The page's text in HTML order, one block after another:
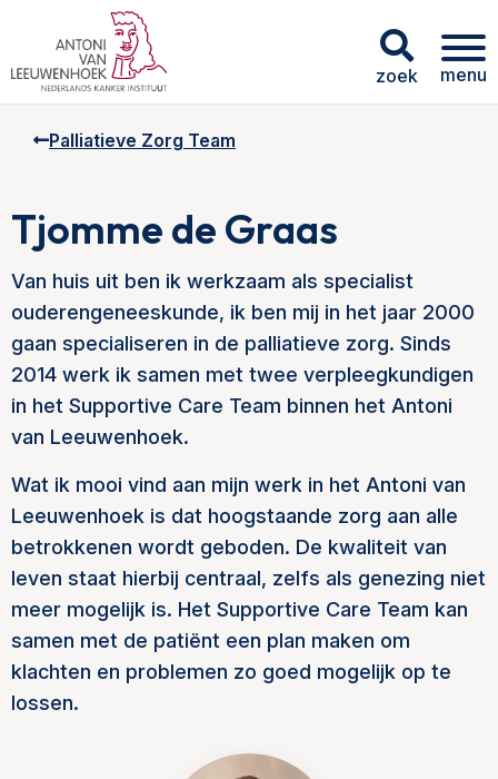
zoek menu
Palliatieve Zorg Team
Tjomme de Graas
Van huis uit ben ik werkzaam als specialist
ouderengeneeskunde, ik ben mij in het jaar 2000
gaan specialiseren in de palliatieve zorg. Sinds
2014 werk ik samen met twee verpleegkundigen
in het Supportive Care Team binnen het Antoni
van Leeuwenhoek.
Wat ik mooi vind aan mijn werk in het Antoni van
Leeuwenhoek is dat hoogstaande zorg aan alle
betrokkenen wordt geboden. De kwaliteit van
leven staat hierbij centraal, zelfs als genezing niet
meer mogelijk is. Het Supportive Care Team kan
samen met de patiënt een plan maken om
klachten en problemen zo goed mogelijk op te
lossen.